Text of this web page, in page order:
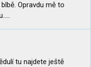
Opravdu mě to
tu najdete ještě